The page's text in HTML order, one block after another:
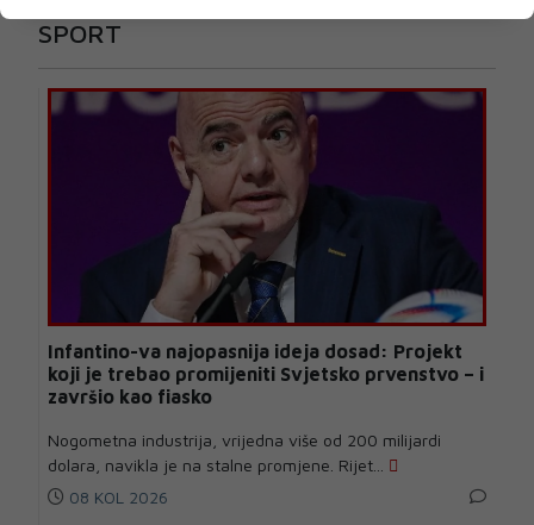
SPORT
Infantino-va najopasnija ideja dosad: Projekt
koji je trebao promijeniti Svjetsko prvenstvo – i
završio kao fiasko
Nogometna industrija, vrijedna više od 200 milijardi
dolara, navikla je na stalne promjene. Rijet...
08 KOL 2026